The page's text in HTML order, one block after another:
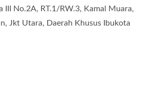
III No.2A, RT.1/RW.3, Kamal Muara,
Jkt Utara, Daerah Khusus Ibukota